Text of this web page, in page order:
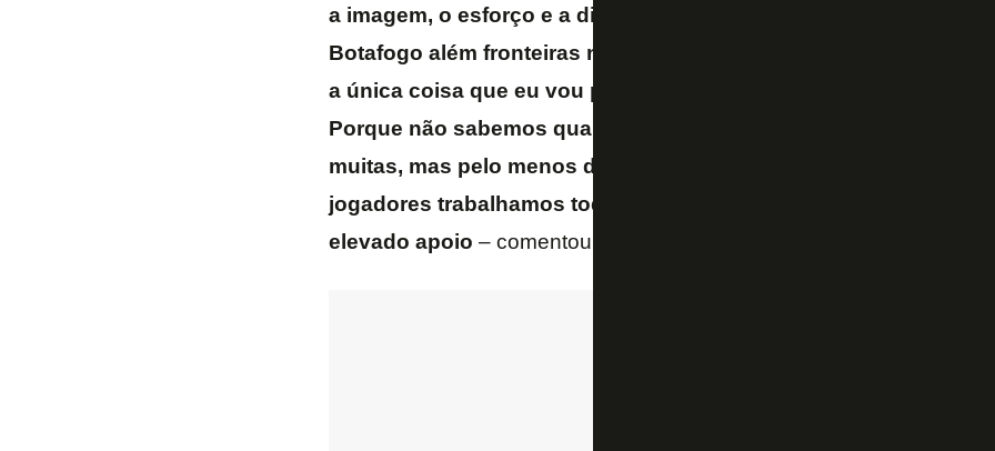
a imagem, o esforço e a dignidade e o peso e a
Botafogo além fronteiras numa competição desta dimensão
a única coisa que eu vou pedir aos meus jogadores é que
Porque não sabemos quando é que é a primeira e a última. Pode
muitas, mas pelo menos desfrutem. Porque é para isto que nós
jogadores trabalhamos todos os dias, para estar sempre nestes
elevado apoio – comentou Renato Paiva.